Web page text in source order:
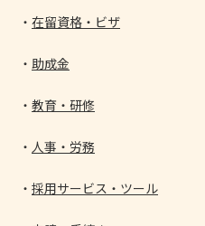
在留資格・ビザ
助成金
教育・研修
人事・労務
採用サービス・ツール